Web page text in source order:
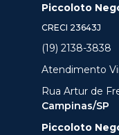
Piccoloto
CRECI 23643J
(19) 2138-3838
Atendimento
Rua Artur de
Campinas/SP
Piccoloto